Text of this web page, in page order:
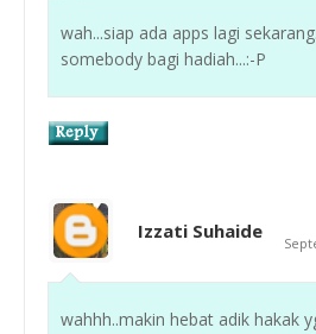
wah...siap ada apps lagi
somebody bagi hadiah...:-P
Izzati Suhaide
wahhh..makin hebat adik hakak